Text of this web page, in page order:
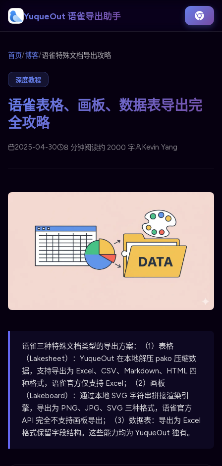
YuqueOut 语雀导出助手
首页/博客/语雀特殊文档导出攻略
深度教程
语雀表格、画板、数据表导出完
全攻略
2025-04-30 8 分钟阅读约 2000 字 Kevin Yang
语雀三种特殊文档类型的导出方案：（1）表格
（Lakesheet）：YuqueOut 在本地解压 pako 压缩数
据，支持导出为 Excel、CSV、Markdown、HTML 四
种格式，语雀官方仅支持 Excel；（2）画板
（Lakeboard）：通过本地 SVG 字符串拼接渲染引
擎，导出为 PNG、JPG、SVG 三种格式，语雀官方
API 完全不支持画板导出；（3）数据表：导出为 Excel
格式保留字段结构。这些能力均为 YuqueOut 独有。